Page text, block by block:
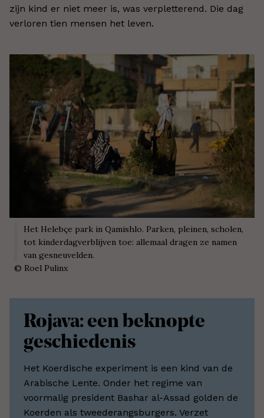
zijn kind er niet meer is, was verpletterend. Die dag
verloren tien mensen het leven.
Het Helebçe park in Qamishlo. Parken, pleinen, scholen,
tot kinderdagverblijven toe: allemaal dragen ze namen
van gesneuvelden.
© Roel Pulinx
Rojava: een beknopte
geschiedenis
Het Koerdische experiment is een kind van de
Arabische Lente. Onder het regime van
voormalig president Bashar al-Assad golden de
Koerden als tweederangsburgers. Verzet